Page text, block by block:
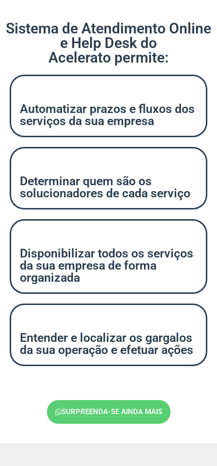
Sistema de Atendimento Online
e Help Desk do
Acelerato permite:
Automatizar prazos e fluxos dos
serviços da sua empresa
Determinar quem são os
solucionadores de cada serviço
Disponibilizar todos os serviços
da sua empresa de forma
organizada
Entender e localizar os gargalos
da sua operação e efetuar ações
SURPREENDA-SE AINDA MAIS